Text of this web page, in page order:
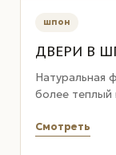
шпон
ДВЕРИ В
Натуральная
более теплый
Смотреть